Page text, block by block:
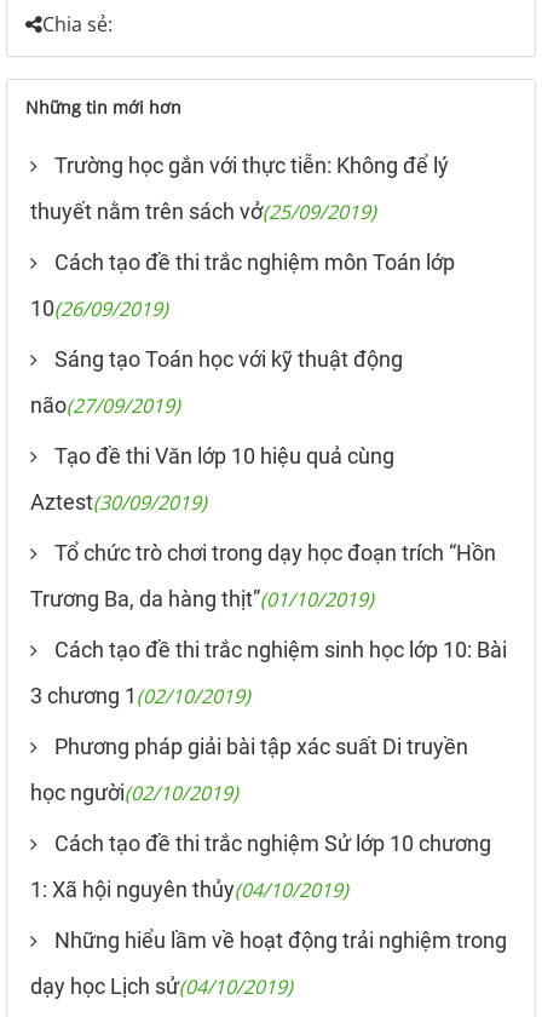
Chia sẻ:
Những tin mới hơn
Trường học gắn với thực tiễn: Không để lý
thuyết nằm trên sách vở(25/09/2019)
Cách tạo đề thi trắc nghiệm môn Toán lớp
10(26/09/2019)
Sáng tạo Toán học với kỹ thuật động
não(27/09/2019)
Tạo đề thi Văn lớp 10 hiệu quả cùng
Aztest(30/09/2019)
Tổ chức trò chơi trong dạy học đoạn trích “Hồn
Trương Ba, da hàng thịt”(01/10/2019)
Cách tạo đề thi trắc nghiệm sinh học lớp 10: Bài
3 chương 1(02/10/2019)
Phương pháp giải bài tập xác suất Di truyền
học người(02/10/2019)
Cách tạo đề thi trắc nghiệm Sử lớp 10 chương
1: Xã hội nguyên thủy(04/10/2019)
Những hiểu lầm về hoạt động trải nghiệm trong
dạy học Lịch sử(04/10/2019)